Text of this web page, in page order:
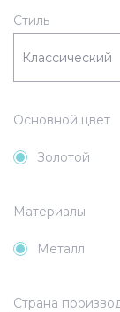
Золотой
Металл